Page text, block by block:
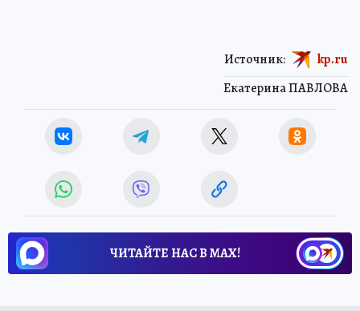
Екатерина ПАВЛОВА
Источник: kp.ru
ЧИТАЙТЕ НАС В МАХ!